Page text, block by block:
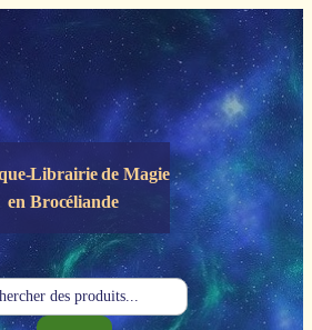
Librairie deMagie
en Brocéliande